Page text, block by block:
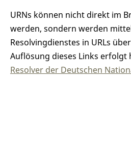
URNs können nicht direkt im
werden, sondern werden
Resolvingdienstes in URLs
Auflösung dieses Links erfolgt
Resolver der Deutschen